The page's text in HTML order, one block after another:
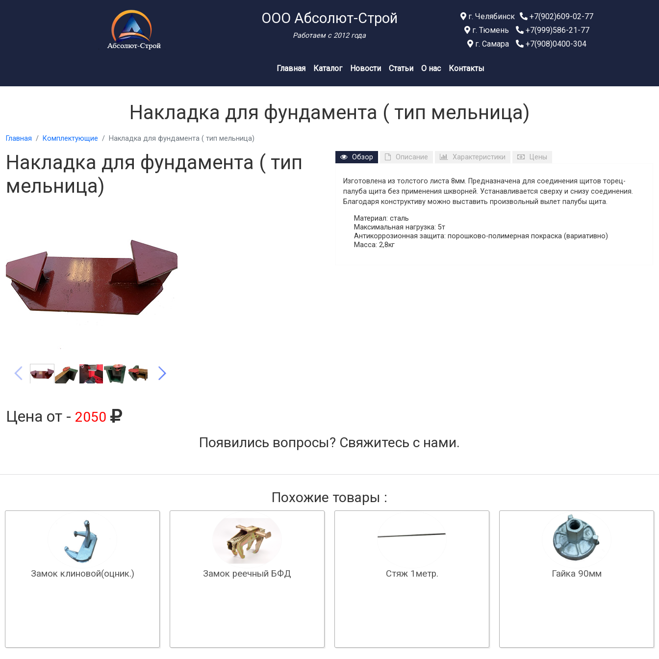
ООО Абсолют-Строй
Работаем с 2012 года
г. Челябинск
+7(902)609-02-77
г. Тюмень
+7(999)586-21-77
г. Самара
+7(908)0400-304
Главная Каталог Новости Статьи О нас Контакты
Накладка для фундамента ( тип мельница)
Главная Комплектующие Накладка для фундамента ( тип мельница)
Накладка для фундамента ( тип
мельница)
Цена от - 2050
Обзор Описание Характеристики Цены
Изготовлена из толстого листа 8мм. Предназначена для соединения щитов торец-
палуба щита без применения шкворней. Устанавливается сверху и снизу соединения.
Благодаря конструктиву можно выставить произвольный вылет палубы щита.
Материал: сталь
Максимальная нагрузка: 5т
Антикоррозионная защита: порошково-полимерная покраска (вариативно)
Масса: 2,8кг
Появились вопросы? Свяжитесь с нами.
Похожие товары :
Замок клиновой(оцник.) Замок реечный БФД Стяж 1метр. Гайка 90мм